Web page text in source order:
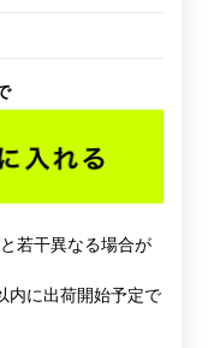
若干異なる場合が
内に出荷開始予定で